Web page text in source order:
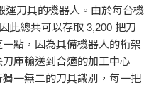
運刀具的機器人。由於每台機
此總共可以存取 3,200 把刀
點，因為具備機器人的桁架
庫輸送到合適的加工中心
一無二的刀具識別，每一把